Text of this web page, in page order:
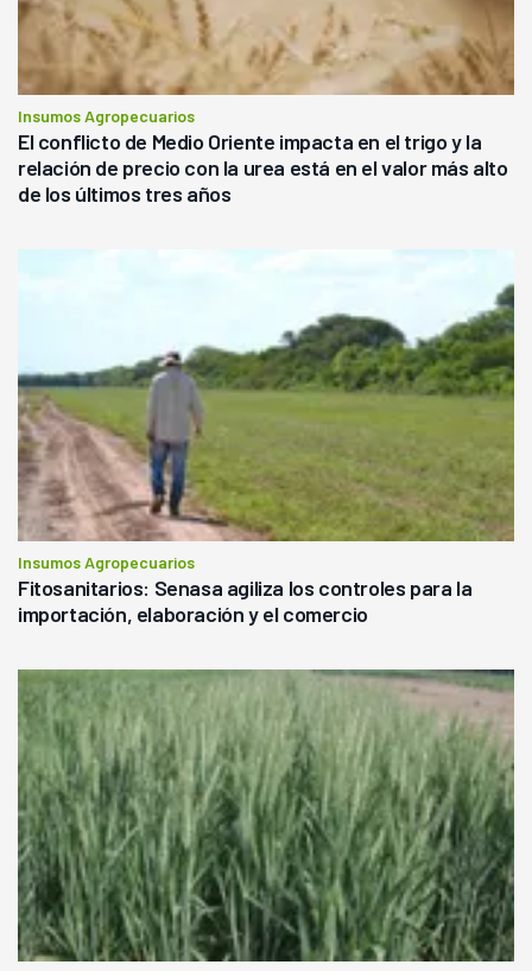
Insumos Agropecuarios
El conflicto de Medio Oriente impacta en el trigo y la
relación de precio con la urea está en el valor más alto
de los últimos tres años
Insumos Agropecuarios
Fitosanitarios: Senasa agiliza los controles para la
importación, elaboración y el comercio